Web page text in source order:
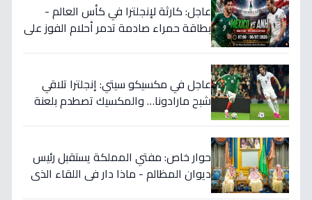
عاجل: كارثة لإنجلترا في كأس العالم -
بطاقة حمراء صادمة تدمر أحلام الفوز على
عاجل في مكسيكو سيتي: إنجلترا تلاقي
شبح مارادونا… والمكسيك تصطدم بلعنة
حوار خاص: مفتي المملكة يستقبل رئيس
ديوان المظالم - ماذا دار في اللقاء الذي